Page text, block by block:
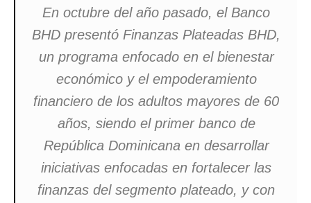
En octubre del año pasado, el Banco
BHD presentó Finanzas Plateadas BHD,
un programa enfocado en el bienestar
económico y el empoderamiento
financiero de los adultos mayores de 60
años, siendo el primer banco de
República Dominicana en desarrollar
iniciativas enfocadas en fortalecer las
finanzas del segmento plateado, y con